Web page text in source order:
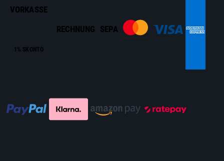
VORKASSE
1% SKONTO
RECHNUNG SEPA